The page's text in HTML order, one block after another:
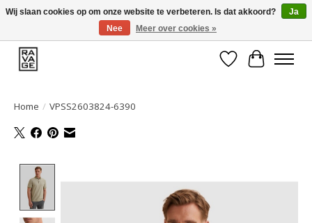
EEN GROOT ASSORTIMENT VAN TOP MERKEN!
Verlanglijst
Home / VPSS2603824-6390
Wij slaan cookies op om onze website te verbeteren. Is dat akkoord?
Ja
Nee
Meer over cookies »